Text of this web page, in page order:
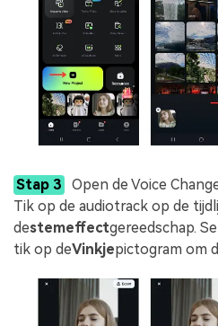
Stap 3
Open de Voice
Tik op de audiotrack op de
destemeffectgereedschap.
tik op deVinkjepictogram om